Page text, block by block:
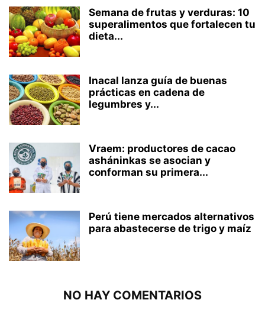
Semana de frutas y verduras: 10
superalimentos que fortalecen tu
dieta...
Inacal lanza guía de buenas
prácticas en cadena de
legumbres y...
Vraem: productores de cacao
asháninkas se asocian y
conforman su primera...
Perú tiene mercados alternativos
para abastecerse de trigo y maíz
NO HAY COMENTARIOS